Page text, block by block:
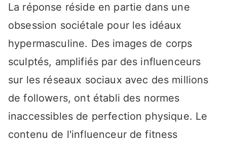
La réponse réside en partie dans une
obsession sociétale pour les idéaux
hypermasculine. Des images de corps
sculptés, amplifiés par des influenceurs
sur les réseaux sociaux avec des millions
de followers, ont établi des normes
inaccessibles de perfection physique. Le
contenu de l'influenceur de fitness